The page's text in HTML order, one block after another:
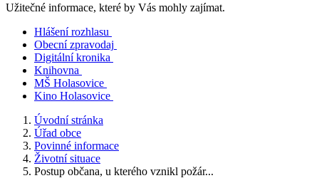
Užitečné informace, které by Vás mohly zajímat.
Hlášení rozhlasu
Obecní zpravodaj
Digitální kronika
Knihovna
MŠ Holasovice
Kino Holasovice
Úvodní stránka
Úřad obce
Povinné informace
Životní situace
Postup občana, u kterého vznikl požár...